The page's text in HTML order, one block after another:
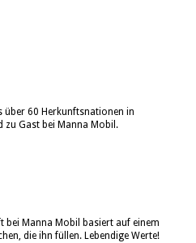
über 60 Herkunftsnationen in
zu Gast bei Manna Mobil.
bei Manna Mobil basiert auf einem
die ihn füllen. Lebendige Werte!